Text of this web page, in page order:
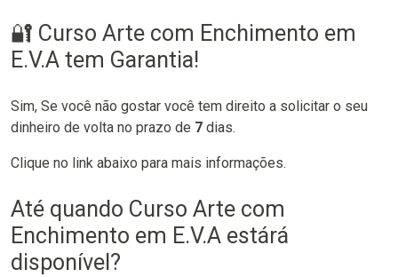
🔐 Curso Arte com Enchimento em
E.V.A tem Garantia!
Sim, Se você não gostar você tem direito a solicitar o seu
dinheiro de volta no prazo de 7 dias.
Clique no link abaixo para mais informações.
Até quando Curso Arte com
Enchimento em E.V.A estárá
disponível?